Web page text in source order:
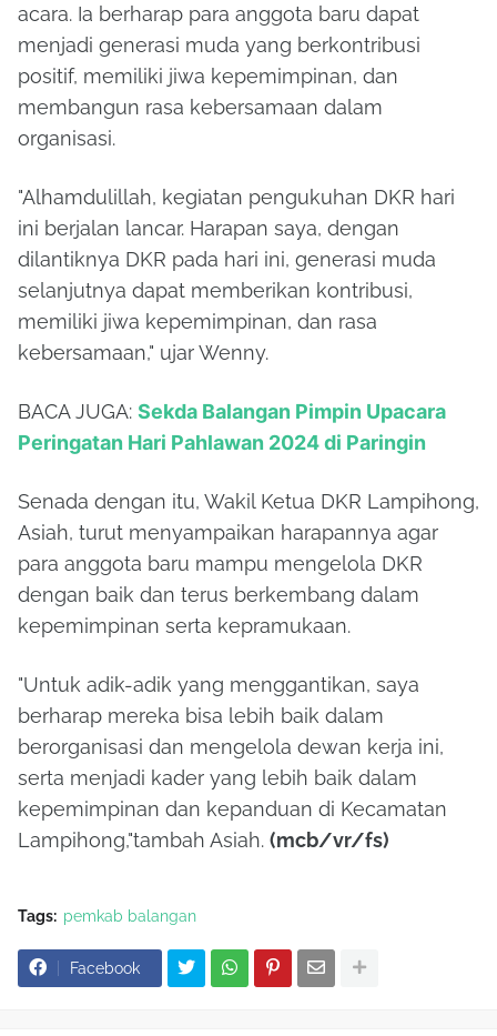
acara. Ia berharap para anggota baru dapat
menjadi generasi muda yang berkontribusi
positif, memiliki jiwa kepemimpinan, dan
membangun rasa kebersamaan dalam
organisasi.
"Alhamdulillah, kegiatan pengukuhan DKR hari
ini berjalan lancar. Harapan saya, dengan
dilantiknya DKR pada hari ini, generasi muda
selanjutnya dapat memberikan kontribusi,
memiliki jiwa kepemimpinan, dan rasa
kebersamaan," ujar Wenny.
BACA JUGA: Sekda Balangan Pimpin Upacara
Peringatan Hari Pahlawan 2024 di Paringin
Senada dengan itu, Wakil Ketua DKR Lampihong,
Asiah, turut menyampaikan harapannya agar
para anggota baru mampu mengelola DKR
dengan baik dan terus berkembang dalam
kepemimpinan serta kepramukaan.
"Untuk adik-adik yang menggantikan, saya
berharap mereka bisa lebih baik dalam
berorganisasi dan mengelola dewan kerja ini,
serta menjadi kader yang lebih baik dalam
kepemimpinan dan kepanduan di Kecamatan
Lampihong,"tambah Asiah. (mcb/vr/fs)
Tags: pemkab balangan
Facebook